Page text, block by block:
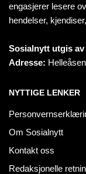
engasjerer lesere
hendelser,
Sosialnytt utgis av
Adresse:
NYTTIGE LENKER
Om Sosialnytt
Kontakt oss
Redaksjonelle